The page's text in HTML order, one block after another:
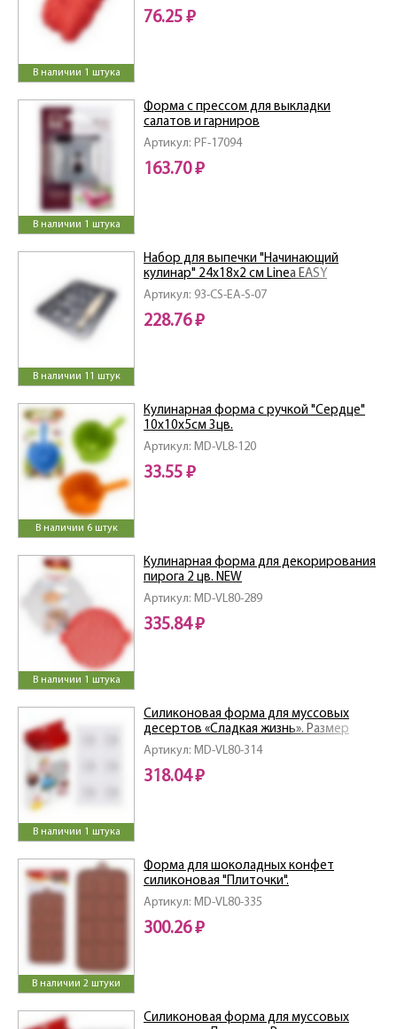
В наличии 1 штука
76.25 ₽
В наличии 1 штука
Артикул: PF-17094
Форма с прессом для выкладки
салатов и гарниров
163.70 ₽
В наличии 11 штук
Артикул: 93-CS-EA-S-07
Набор для выпечки "Начинающий
кулинар" 24х18х2 см Linea EASY
228.76 ₽
В наличии 6 штук
Артикул: MD-VL8-120
Кулинарная форма с ручкой "Сердце"
10х10х5см 3цв.
33.55 ₽
В наличии 1 штука
Артикул: MD-VL80-289
Кулинарная форма для декорирования
пирога 2 цв. NEW
335.84 ₽
В наличии 1 штука
Артикул: MD-VL80-314
Силиконовая форма для муссовых
десертов «Сладкая жизнь». Размер
29,5х17х3см.
318.04 ₽
В наличии 2 штуки
Артикул: MD-VL80-335
Форма для шоколадных конфет
силиконовая "Плиточки".
300.26 ₽
Силиконовая форма для муссовых